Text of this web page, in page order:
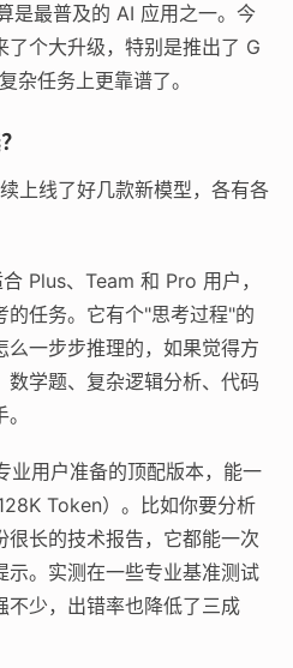
是最普及的 AI 应用之一。今
个大升级，特别是推出了 G
杂任务上更靠谱了。
上线了好几款新模型，各有各
Plus、Team 和 Pro 用户，
的任务。它有个"思考过程"的
么一步步推理的，如果觉得方
数学题、复杂逻辑分析、代码
用户准备的顶配版本，能一
Token）。比如你要分析
长的技术报告，它都能一次
示。实测在一些专业基准测试
不少，出错率也降低了三成